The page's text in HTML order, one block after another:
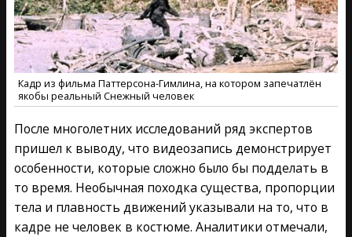
Кадр из фильма Паттерсона-Гимлина, на котором запечатлён
якобы реальный Снежный человек
После многолетних исследований ряд экспертов
пришел к выводу, что видеозапись демонстрирует
особенности, которые сложно было бы подделать в
то время. Необычная походка существа, пропорции
тела и плавность движений указывали на то, что в
кадре не человек в костюме. Аналитики отмечали,